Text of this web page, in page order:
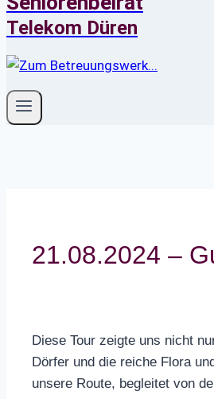
Telekom Düren
21.08.2024 –
Diese Tour zeigte uns nicht
Dörfer und die reiche Flora
unsere Route, begleitet von